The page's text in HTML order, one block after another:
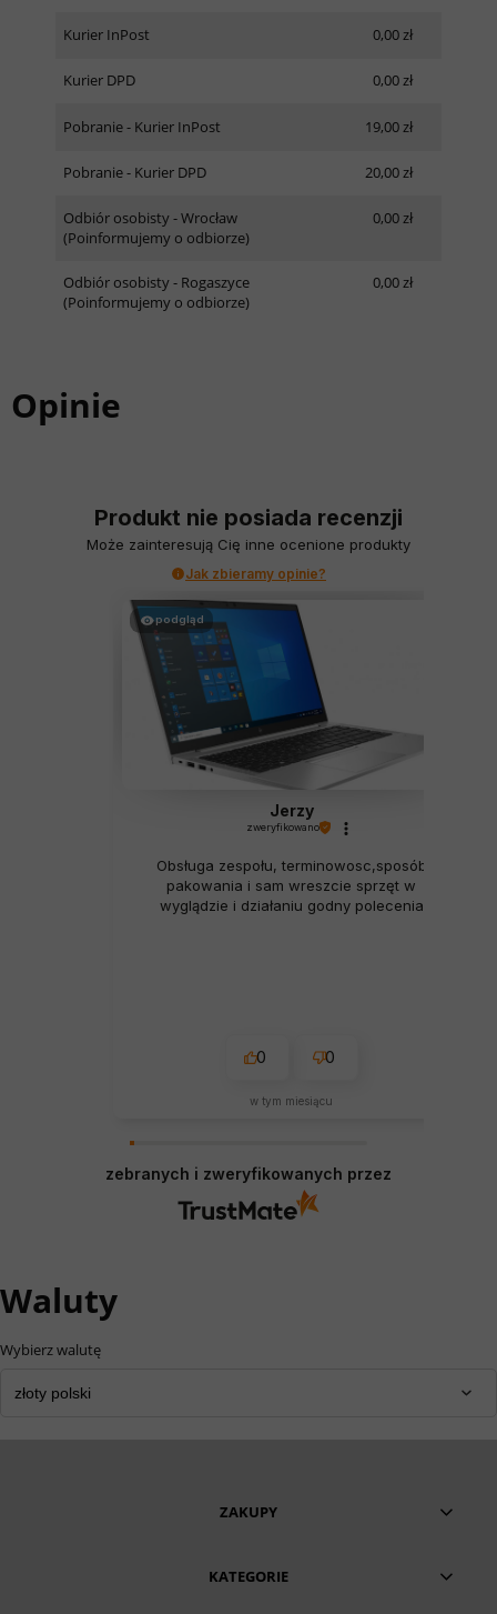
Kurier InPost 0,00 zł
Kurier DPD 0,00 zł
Pobranie - Kurier InPost 19,00 zł
Pobranie - Kurier DPD 20,00 zł
Odbiór osobisty - Wrocław
(Poinformujemy o odbiorze)
0,00 zł
Odbiór osobisty - Rogaszyce
(Poinformujemy o odbiorze)
0,00 zł
Opinie
Produkt nie posiada recenzji
Może zainteresują Cię inne ocenione produkty
Jak zbieramy opinie?
podgląd
Jerzy
zweryfikowano
Obsługa zespołu, terminowosc,sposób
pakowania i sam wreszcie sprzęt w
wyglądzie i działaniu godny polecenia
0 0
w tym miesiącu
zebranych i zweryfikowanych przez
Waluty
Wybierz walutę
ZAKUPY
KATEGORIE